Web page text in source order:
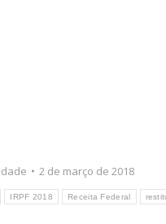
2 de março de 2018
IRPF 2018 Receita Federal